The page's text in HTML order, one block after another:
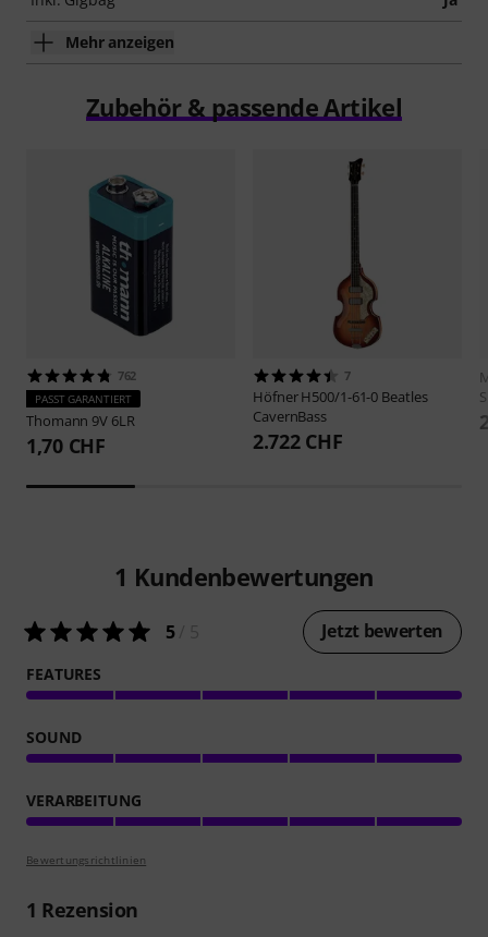
Mehr anzeigen
Zubehör & passende Artikel
762
PASST GARANTIERT
Thomann 9V 6LR
1,70 CHF
7
HöfnerH500/1-61-0 Beatles
CavernBass
2.722 CHF
1 Kundenbewertungen
5/ 5 Jetzt bewerten
FEATURES
SOUND
VERARBEITUNG
Bewertungsrichtlinien
1 Rezension